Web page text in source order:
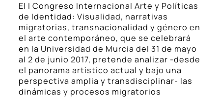
El I Congreso Internacional Arte y Políticas
de Identidad: Visualidad, narrativas
migratorias, transnacionalidad y género en
el arte contemporáneo, que se celebrará
en la Universidad de Murcia del 31 de mayo
al 2 de junio 2017, pretende analizar -desde
el panorama artístico actual y bajo una
perspectiva amplia y transdisciplinar- las
dinámicas y procesos migratorios